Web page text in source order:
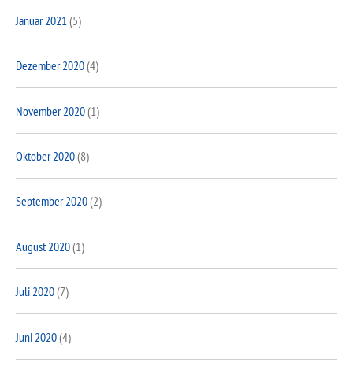
Januar 2021 (5)
Dezember 2020(4)
November 2020(1)
Oktober 2020(8)
September 2020(2)
August 2020(1)
Juli 2020(7)
Juni 2020(4)